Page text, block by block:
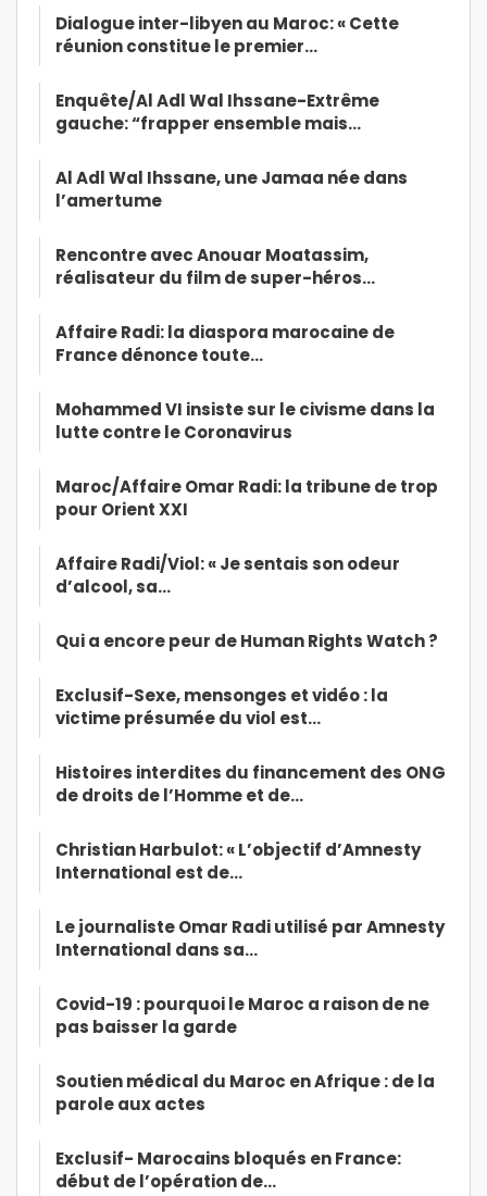
Dialogue inter-libyen au Maroc: « Cette
réunion constitue le premier…
Enquête/Al Adl Wal Ihssane-Extrême
gauche: “frapper ensemble mais…
Al Adl Wal Ihssane, une Jamaa née dans
l’amertume
Rencontre avec Anouar Moatassim,
réalisateur du film de super-héros…
Affaire Radi: la diaspora marocaine de
France dénonce toute…
Mohammed VI insiste sur le civisme dans la
lutte contre le Coronavirus
Maroc/Affaire Omar Radi: la tribune de trop
pour Orient XXI
Affaire Radi/Viol: « Je sentais son odeur
d’alcool, sa…
Qui a encore peur de Human Rights Watch ?
Exclusif-Sexe, mensonges et vidéo : la
victime présumée du viol est…
Histoires interdites du financement des ONG
de droits de l’Homme et de…
Christian Harbulot: « L’objectif d’Amnesty
International est de…
Le journaliste Omar Radi utilisé par Amnesty
International dans sa…
Covid-19 : pourquoi le Maroc a raison de ne
pas baisser la garde
Soutien médical du Maroc en Afrique : de la
parole aux actes
Exclusif- Marocains bloqués en France:
début de l’opération de…